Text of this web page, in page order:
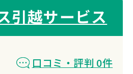
引越サービス
口コミ・評判 0件